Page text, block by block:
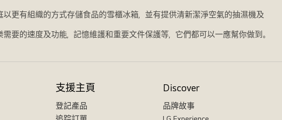
更有組織的方式存儲食品的雪櫃冰箱，並有提供清新潔淨空氣的抽濕機及
要的速度及功能，記憶維護和重要文件保護等，它們都可以一應幫你做到。
支援主頁
登記產品
Discover
品牌故事